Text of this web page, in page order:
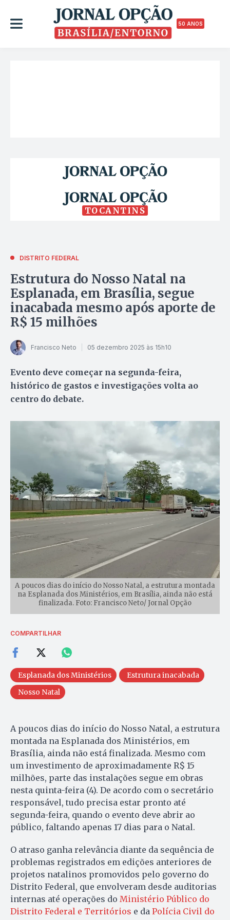
50 ANOS
TOCANTINS
DISTRITO FEDERAL
Estrutura do Nosso Natal na
Esplanada, em Brasília, segue
inacabada mesmo após aporte de
R$ 15 milhões
Francisco Neto 05 dezembro 2025 às 15h10
Evento deve começar na segunda-feira,
histórico de gastos e investigações volta ao
centro do debate.
A poucos dias do início do Nosso Natal, a estrutura montada
na Esplanada dos Ministérios, em Brasília, ainda não está
finalizada. Foto: Francisco Neto/ Jornal Opção
COMPARTILHAR
Esplanada dos Ministérios
Estrutura inacabada
Nosso Natal
A poucos dias do início do Nosso Natal, a estrutura
montada na Esplanada dos Ministérios, em
Brasília, ainda não está finalizada. Mesmo com
um investimento de aproximadamente R$ 15
milhões, parte das instalações segue em obras
nesta quinta-feira (4). De acordo com o secretário
responsável, tudo precisa estar pronto até
segunda-feira, quando o evento deve abrir ao
público, faltando apenas 17 dias para o Natal.
O atraso ganha relevância diante da sequência de
problemas registrados em edições anteriores de
projetos natalinos promovidos pelo governo do
Distrito Federal, que envolveram desde auditorias
internas até operações do Ministério Público do
Distrito Federal e Territórios e da Polícia Civil do